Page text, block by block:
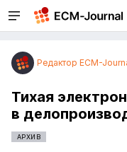
Редактор ECM-
Тихая
в
АРХИВ